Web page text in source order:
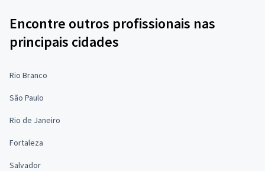
Encontre outros profissionais nas
principais cidades
Rio Branco
São Paulo
Rio de Janeiro
Fortaleza
Salvador